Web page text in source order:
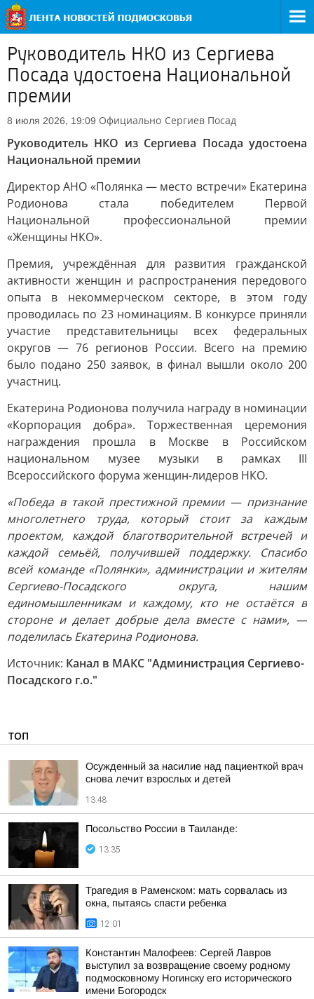
Руководитель НКО из Сергиева
Посада удостоена Национальной
премии
8 июля 2026, 19:09 Официально Сергиев Посад
Руководитель НКО из Сергиева Посада удостоена
Национальной премии
Директор АНО «Полянка — место встречи» Екатерина
Родионова стала победителем Первой
Национальной профессиональной премии
«Женщины НКО».
Премия, учреждённая для развития гражданской
активности женщин и распространения передового
опыта в некоммерческом секторе, в этом году
проводилась по 23 номинациям. В конкурсе приняли
участие представительницы всех федеральных
округов — 76 регионов России. Всего на премию
было подано 250 заявок, в финал вышли около 200
участниц.
Екатерина Родионова получила награду в номинации
«Корпорация добра». Торжественная церемония
награждения прошла в Москве в Российском
национальном музее музыки в рамках III
Всероссийского форума женщин-лидеров НКО.
«Победа в такой престижной премии — признание
многолетнего труда, который стоит за каждым
проектом, каждой благотворительной встречей и
каждой семьёй, получившей поддержку. Спасибо
всей команде «Полянки», администрации и жителям
Сергиево-Посадского округа, нашим
единомышленникам и каждому, кто не остаётся в
стороне и делает добрые дела вместе с нами», —
поделилась Екатерина Родионова.
Источник: Канал в МАКС "Администрация Сергиево-
Посадского г.о."
ТОП
Осужденный за насилие над пациенткой врач
снова лечит взрослых и детей
13:48
Посольство России в Таиланде:
13:35
Трагедия в Раменском: мать сорвалась из
окна, пытаясь спасти ребенка
12:01
Константин Малофеев: Сергей Лавров
выступил за возвращение своему родному
подмосковному Ногинску его исторического
имени Богородск